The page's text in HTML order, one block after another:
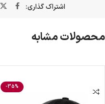
اشتراک گذاری:
محصولات مشابه
-35%